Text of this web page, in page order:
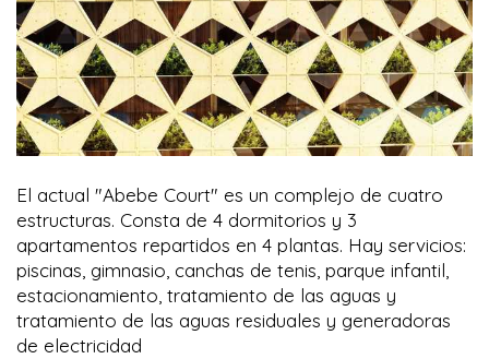
El actual "Abebe Court" es un complejo de cuatro
estructuras. Consta de 4 dormitorios y 3
apartamentos repartidos en 4 plantas. Hay servicios:
piscinas, gimnasio, canchas de tenis, parque infantil,
estacionamiento, tratamiento de las aguas y
tratamiento de las aguas residuales y generadoras
de electricidad